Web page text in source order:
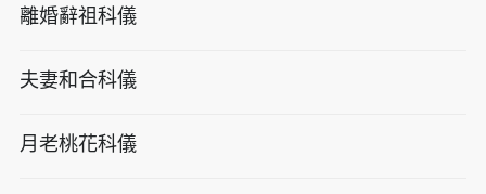
離婚辭祖科儀
夫妻和合科儀
月老桃花科儀